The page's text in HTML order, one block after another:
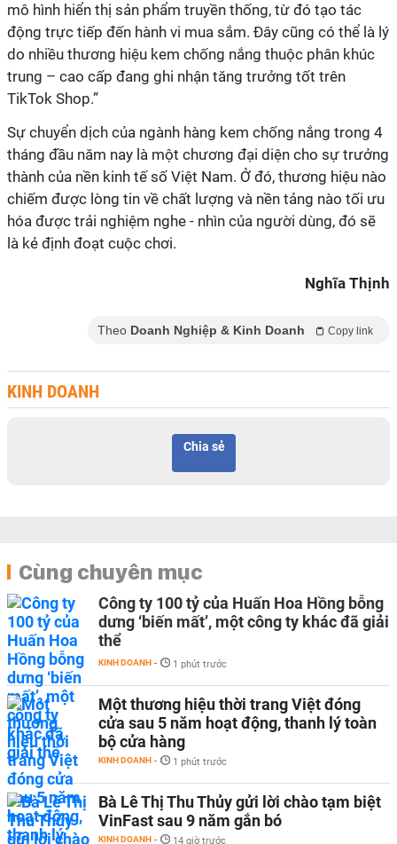
mô hình hiển thị sản phẩm truyền thống, từ đó tạo tác
động trực tiếp đến hành vi mua sắm. Đây cũng có thể là lý
do nhiều thương hiệu kem chống nắng thuộc phân khúc
trung – cao cấp đang ghi nhận tăng trưởng tốt trên
TikTok Shop.”
Sự chuyển dịch của ngành hàng kem chống nắng trong 4
tháng đầu năm nay là một chương đại diện cho sự trưởng
thành của nền kinh tế số Việt Nam. Ở đó, thương hiệu nào
chiếm được lòng tin về chất lượng và nền tảng nào tối ưu
hóa được trải nghiệm nghe - nhìn của người dùng, đó sẽ
là kẻ định đoạt cuộc chơi.
Nghĩa Thịnh
Theo Doanh Nghiệp & Kinh Doanh Copy link
KINH DOANH
Chia sẻ
Cùng chuyên mục
Công ty 100 tỷ của Huấn Hoa Hồng bỗng
dưng ‘biến mất’, một công ty khác đã giải
thể
KINH DOANH - 1 phút trước
Một thương hiệu thời trang Việt đóng
cửa sau 5 năm hoạt động, thanh lý toàn
bộ cửa hàng
KINH DOANH - 1 phút trước
Bà Lê Thị Thu Thủy gửi lời chào tạm biệt
VinFast sau 9 năm gắn bó
KINH DOANH - 14 giờ trước